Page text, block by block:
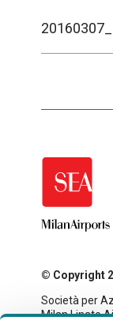
© Copyright
Società per
Milan Linate